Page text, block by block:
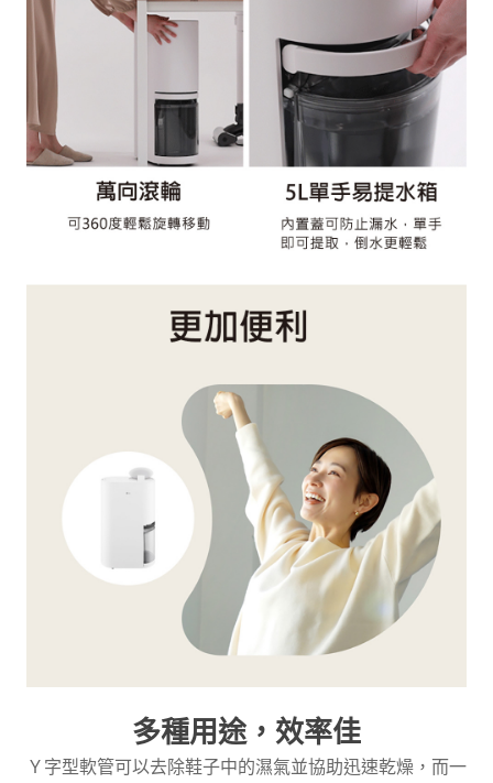
多種用途，效率佳
Ｙ字型軟管可以去除鞋子中的濕氣並協助迅速乾燥，而一